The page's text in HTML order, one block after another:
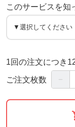
このサービスを知
1回の注文につき
ご注文枚数 －